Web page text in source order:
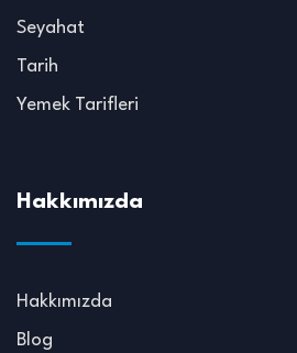
Seyahat
Tarih
Yemek Tarifleri
Hakkımızda
Hakkımızda
Blog